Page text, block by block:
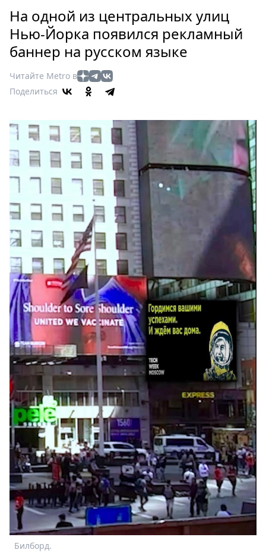
Россия
Мир
Здоровье
Туризм
Мода
Театр
Кино
Афиша
Книги
Выставки
Пресс-
релизы
О
Metro
Стримы
Спецпроекты
Звезды
Выборы
2026
Скачай
Metro
На одной из центральных улиц
Нью-Йорка появился рекламный
баннер на русском языке
Читайте Metro в
Поделиться
Билборд.